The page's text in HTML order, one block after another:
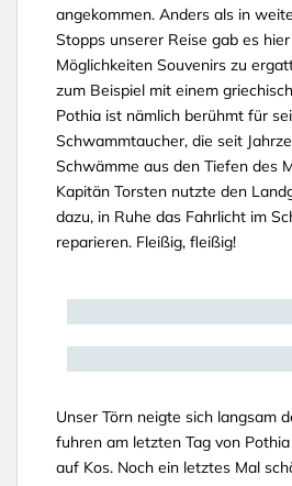
angekommen. Anders als in
Stopps unserer Reise gab es
Möglichkeiten Souvenirs zu
zum Beispiel mit einem
Pothia ist nämlich berühmt für
Schwammtaucher, die seit
Schwämme aus den Tiefen des
Kapitän Torsten nutzte den
dazu, in Ruhe das Fahrlicht im
reparieren. Fleißig, fleißig!
Unser Törn neigte sich langsam
fuhren am letzten Tag von
auf Kos. Noch ein letztes Mal